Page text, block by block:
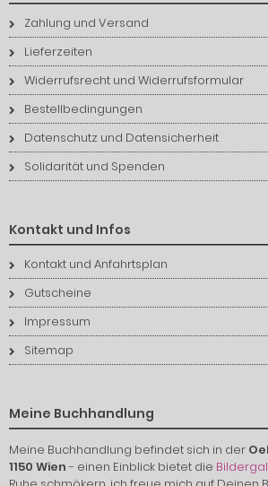
Zahlung und Versand
Lieferzeiten
Widerrufsrecht und Widerrufsformular
Bestellbedingungen
Datenschutz und Datensicherheit
Solidarität und Spenden
Kontakt und Infos
Kontakt und Anfahrtsplan
Gutscheine
Impressum
Sitemap
Meine Buchhandlung
Meine Buchhandlung befindet sich in der
1150 Wien- einen Einblick bietet die